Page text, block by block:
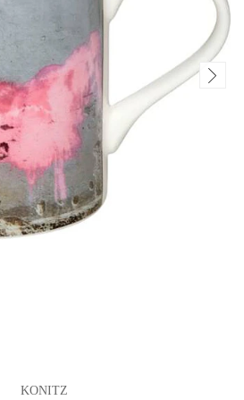
KONITZ